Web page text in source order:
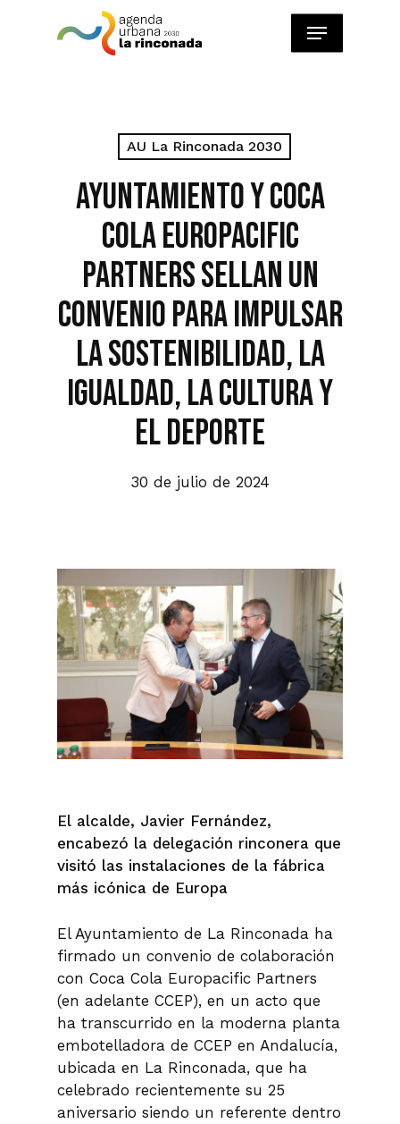
Menu
AU La Rinconada 2030
Ayuntamiento y Coca
Cola Europacific
Partners sellan un
convenio para impulsar
la sostenibilidad, la
igualdad, la cultura y
el deporte
30 de julio de 2024
El alcalde, Javier Fernández,
encabezó la delegación rinconera que
visitó las instalaciones de la fábrica
más icónica de Europa
El Ayuntamiento de La Rinconada ha
firmado un convenio de colaboración
con Coca Cola Europacific Partners
(en adelante CCEP), en un acto que
ha transcurrido en la moderna planta
embotelladora de CCEP en Andalucía,
ubicada en La Rinconada, que ha
celebrado recientemente su 25
aniversario siendo un referente dentro